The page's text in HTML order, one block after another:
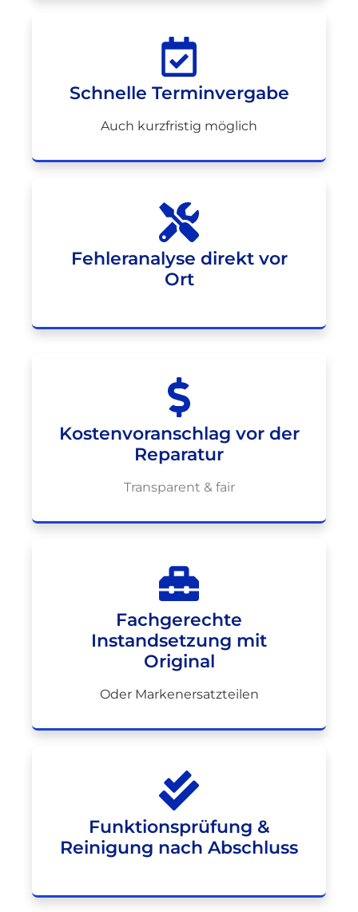
Schnelle Terminvergabe
Auch kurzfristig möglich
Fehleranalyse direkt vor
Ort
Kostenvoranschlag vor der
Reparatur
Transparent & fair
Fachgerechte
Instandsetzung mit
Original
Oder Markenersatzteilen
Funktionsprüfung &
Reinigung nach Abschluss